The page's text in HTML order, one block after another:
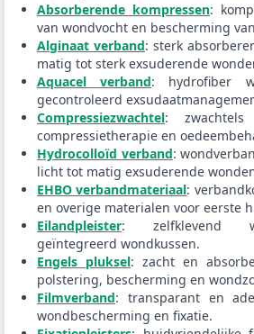
Absorberende kompressen:
van wondvocht en bescherming
Alginaat verband: sterk
matig tot sterk exsuderende
Aquacel verband: hydrofiber
gecontroleerd
Compressiezwachtel: zwachtels
compressietherapie en
Hydrocolloïd verband:
licht tot matig exsuderende
EHBO verbandmateriaal:
en overige materialen voor eerste
Eilandpleister: zelfklevend
geïntegreerd wondkussen.
Engels pluksel: zacht en
polstering, bescherming en
Filmverband: transparant en
wondbescherming en fixatie.